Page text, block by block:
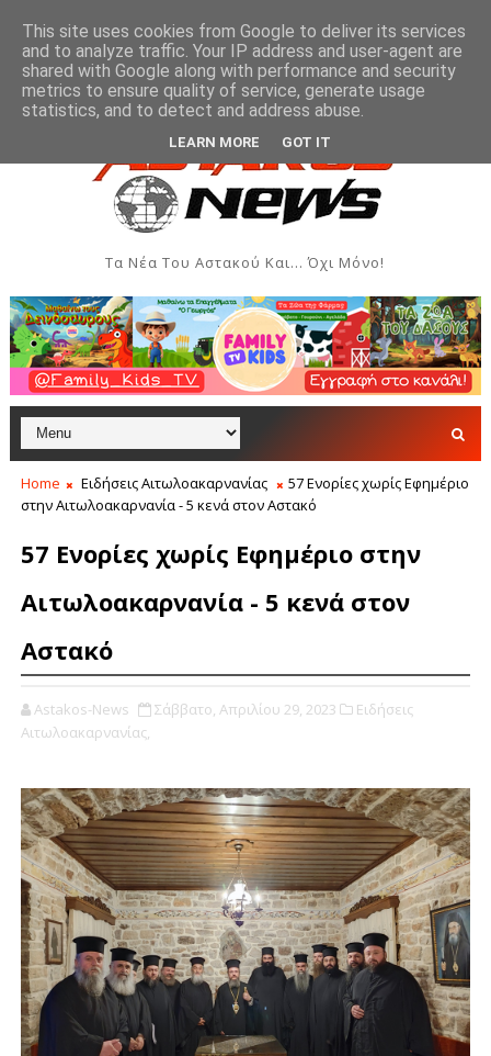
- Αύγουστος 2026 ΑΣΤΑΚΌΣ Όρθρος και Θεία Λειτουργία
Τα Νέα Του Αστακού Και... Όχι Μόνο!
Home Ειδήσεις Αιτωλοακαρνανίας
57 Ενορίες χωρίς Εφημέριο
στην Αιτωλοακαρνανία - 5 κενά στον Αστακό
57 Ενορίες χωρίς Εφημέριο στην
Αιτωλοακαρνανία - 5 κενά στον
Αστακό
Astakos-News Σάββατο, Απριλίου 29, 2023
Ειδήσεις
Αιτωλοακαρνανίας,
This site uses cookies from Google to deliver its services
and to analyze traffic. Your IP address and user-agent are
shared with Google along with performance and security
metrics to ensure quality of service, generate usage
statistics, and to detect and address abuse.
LEARN MORE GOT IT